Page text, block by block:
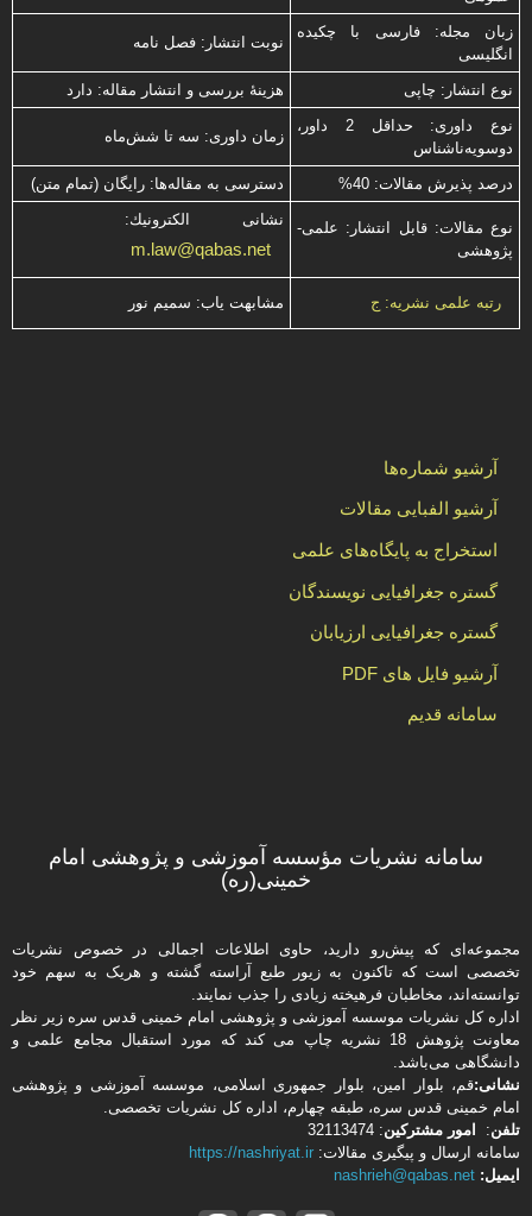
زبان مجله: فارسی با چكیده
انگلیسی
نوبت انتشار: فصل نامه
نوع انتشار: چاپی
هزینۀ بررسی و انتشار مقاله: دارد
نوع داوری: حداقل 2 داور،
دوسویه‌ناشناس
زمان داوری: سه تا شش‌ماه
درصد پذیرش مقالات: 40% دسترسی به مقاله‌ها: رایگان (تمام متن)
نوع مقالات: قابل انتشار: علمی-
پژوهشی
نشانی الكترونیك:
m.law@qabas.net
رتبه علمی نشریه: ج مشابهت ياب: سميم نور
آرشیو شماره‌ها
آرشیو الفبایی مقالات
استخراج به پایگاه‌های علمی
گستره جغرافیایی نویسندگان
گستره جغرافیایی ارزیابان
آرشیو فایل های PDF
سامانه قدیم
سامانه نشریات مؤسسه آموزشی و پژوهشی امام
خمینی(ره)
مجموعه‌ای که پیش‌رو دارید،‌ حاوی اطلاعات اجمالی در خصوص نشریات
تخصصی است که تاکنون به زیور طبع آراسته گشته و هریک به سهم خود
توانسته‌اند، مخاطبان فرهیخته‌ زیادی را جذب نمایند.
اداره كل نشریات موسسه آموزشی و پژوهشی امام خمینی قدس سره زیر نظر
معاونت پژوهش 18 نشریه چاپ می کند که مورد استقبال مجامع علمی و
دانشگاهی می‌باشد.
نشانی:قم، بلوار امین، بلوار جمهوری اسلامی، موسسه آموزشی و پژوهشی
امام خمینی قدس سره، طبقه چهارم، اداره كل نشریات تخصصی.
تلفن: امور مشتركین: 32113474
سامانه ارسال و پیگیری مقالات: https://nashriyat.ir
ایمیل: nashrieh@qabas.net